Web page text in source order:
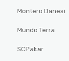
Montero Danesi
Mundo Terra
SCPakar